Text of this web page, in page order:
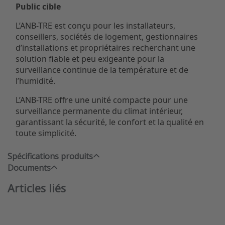
Public cible
L’ANB-TRE est conçu pour les installateurs,
conseillers, sociétés de logement, gestionnaires
d’installations et propriétaires recherchant une
solution fiable et peu exigeante pour la
surveillance continue de la température et de
l’humidité.
L’ANB-TRE offre une unité compacte pour une
surveillance permanente du climat intérieur,
garantissant la sécurité, le confort et la qualité en
toute simplicité.
Spécifications produits
Documents
Articles liés